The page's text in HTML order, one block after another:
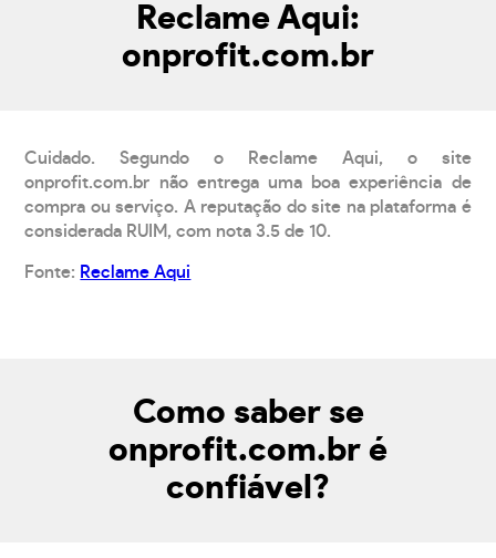
Reclame Aqui:
onprofit.com.br
Cuidado. Segundo o Reclame Aqui, o site
onprofit.com.br não entrega uma boa experiência de
compra ou serviço. A reputação do site na plataforma é
considerada RUIM, com nota 3.5 de 10.
Fonte: Reclame Aqui
Como saber se
onprofit.com.br é
confiável?